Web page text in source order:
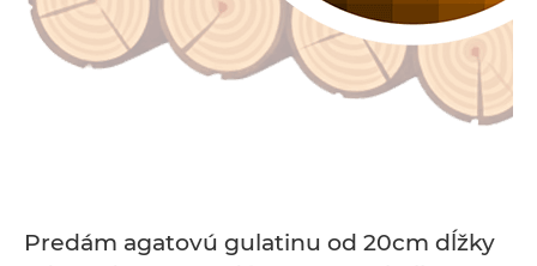
Predám agatovú gulatinu od 20cm dĺžky